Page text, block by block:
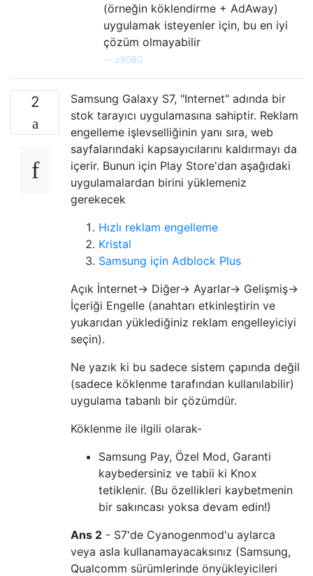
(örneğin köklendirme + AdAway)
uygulamak isteyenler için, bu en iyi
çözüm olmayabilir
z8080
2
Samsung Galaxy S7, "Internet" adında bir
stok tarayıcı uygulamasına sahiptir. Reklam
engelleme işlevselliğinin yanı sıra, web
sayfalarındaki kapsayıcılarını kaldırmayı da
içerir. Bunun için Play Store'dan aşağıdaki
uygulamalardan birini yüklemeniz
gerekecek
Hızlı reklam engelleme
Kristal
Samsung için Adblock Plus
Açık İnternet-> Diğer-> Ayarlar-> Gelişmiş->
İçeriği Engelle (anahtarı etkinleştirin ve
yukarıdan yüklediğiniz reklam engelleyiciyi
seçin).
Ne yazık ki bu sadece sistem çapında değil
(sadece köklenme tarafından kullanılabilir)
uygulama tabanlı bir çözümdür.
Köklenme ile ilgili olarak-
Samsung Pay, Özel Mod, Garanti
kaybedersiniz ve tabii ki Knox
tetiklenir. (Bu özellikleri kaybetmenin
bir sakıncası yoksa devam edin!)
Ans 2 - S7'de Cyanogenmod'u aylarca
veya asla kullanamayacaksınız (Samsung,
Qualcomm sürümlerinde önyükleyicileri